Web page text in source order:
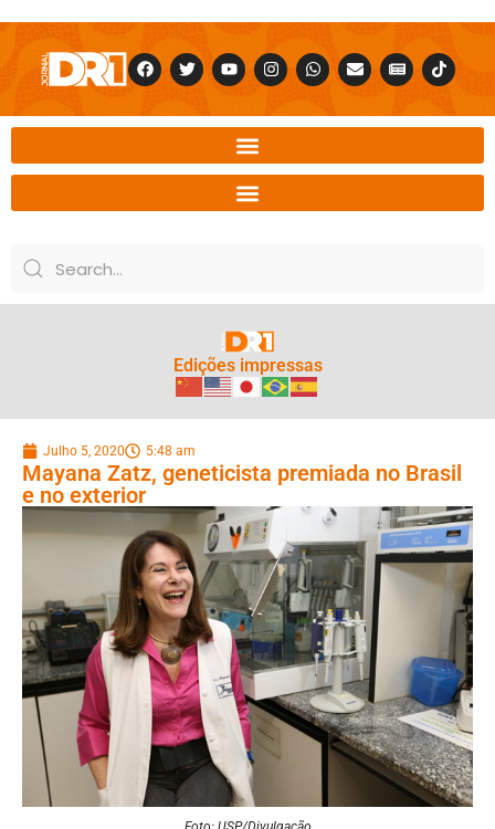
Edições impressas
Julho 5, 2020 5:48 am
Mayana Zatz, geneticista premiada no Brasil
e no exterior